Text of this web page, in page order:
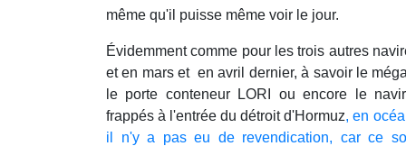
même qu'il puisse même voir le jour.
Évidemment comme pour les trois autres
et en mars et en avril dernier, à savoir le
le porte conteneur LORI ou encore le
frappés à l'entrée du détroit d'Hormuz, en
il n'y a pas eu de revendication, car ce